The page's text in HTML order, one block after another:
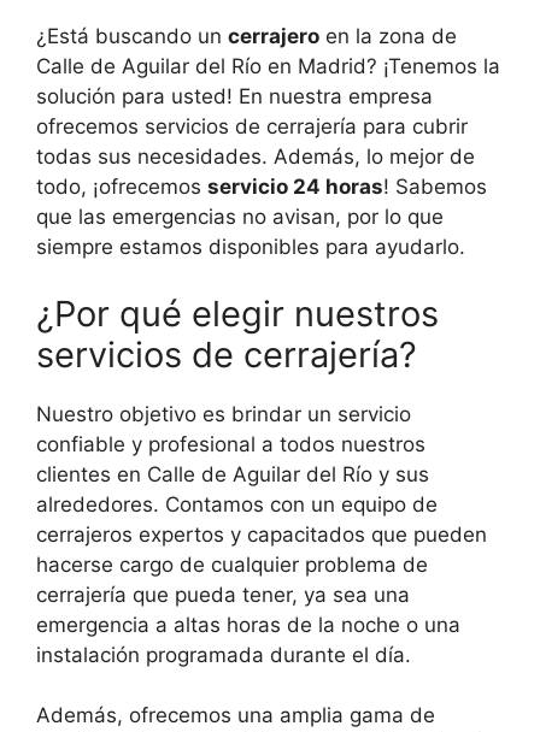
¿Está buscando un cerrajero en la zona de
Calle de Aguilar del Río en Madrid? ¡Tenemos la
solución para usted! En nuestra empresa
ofrecemos servicios de cerrajería para cubrir
todas sus necesidades. Además, lo mejor de
todo, ¡ofrecemos servicio 24 horas! Sabemos
que las emergencias no avisan, por lo que
siempre estamos disponibles para ayudarlo.
¿Por qué elegir nuestros
servicios de cerrajería?
Nuestro objetivo es brindar un servicio
confiable y profesional a todos nuestros
clientes en Calle de Aguilar del Río y sus
alrededores. Contamos con un equipo de
cerrajeros expertos y capacitados que pueden
hacerse cargo de cualquier problema de
cerrajería que pueda tener, ya sea una
emergencia a altas horas de la noche o una
instalación programada durante el día.
Además, ofrecemos una amplia gama de